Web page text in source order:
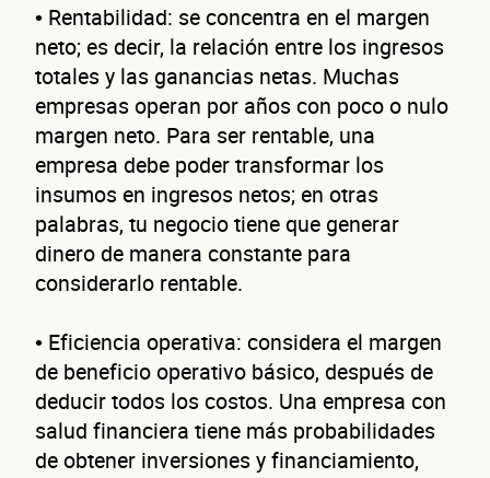
• Rentabilidad: se concentra en el margen
neto; es decir, la relación entre los ingresos
totales y las ganancias netas. Muchas
empresas operan por años con poco o nulo
margen neto. Para ser rentable, una
empresa debe poder transformar los
insumos en ingresos netos; en otras
palabras, tu negocio tiene que generar
dinero de manera constante para
considerarlo rentable.
• Eficiencia operativa: considera el margen
de beneficio operativo básico, después de
deducir todos los costos. Una empresa con
salud financiera tiene más probabilidades
de obtener inversiones y financiamiento,